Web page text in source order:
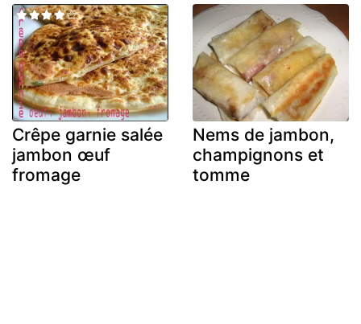
Crêpe garnie salée
jambon œuf
fromage
Nems de jambon,
champignons et
tomme